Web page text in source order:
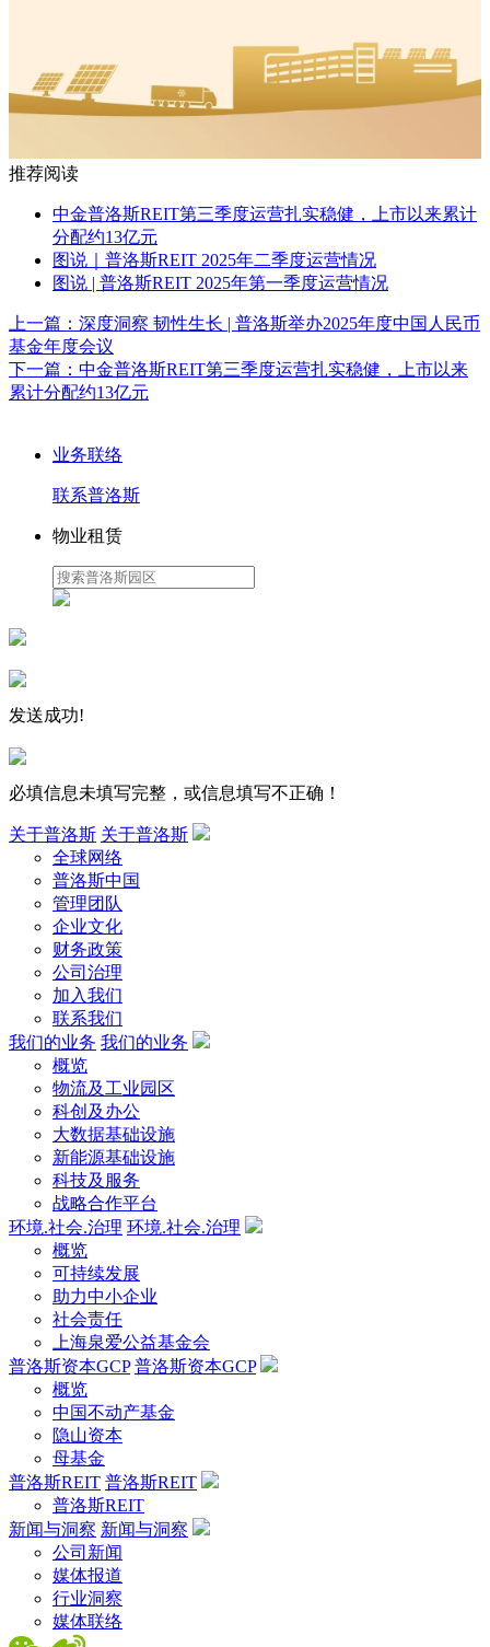
推荐阅读
中金普洛斯REIT第三季度运营扎实稳健，上市以来累计
分配约13亿元
图说｜普洛斯REIT 2025年二季度运营情况
图说 | 普洛斯REIT 2025年第一季度运营情况
上一篇： 深度洞察 韧性生长 | 普洛斯举办2025年度中国人民币
基金年度会议
下一篇： 中金普洛斯REIT第三季度运营扎实稳健，上市以来
累计分配约13亿元
业务联络
联系普洛斯
物业租赁
发送成功!
必填信息未填写完整，或信息填写不正确！
关于普洛斯 关于普洛斯
全球网络
普洛斯中国
管理团队
企业文化
财务政策
公司治理
加入我们
联系我们
我们的业务 我们的业务
概览
物流及工业园区
科创及办公
大数据基础设施
新能源基础设施
科技及服务
战略合作平台
环境.社会.治理 环境.社会.治理
概览
可持续发展
助力中小企业
社会责任
上海泉爱公益基金会
普洛斯资本GCP 普洛斯资本GCP
概览
中国不动产基金
隐山资本
母基金
普洛斯REIT 普洛斯REIT
普洛斯REIT
新闻与洞察 新闻与洞察
公司新闻
媒体报道
行业洞察
媒体联络